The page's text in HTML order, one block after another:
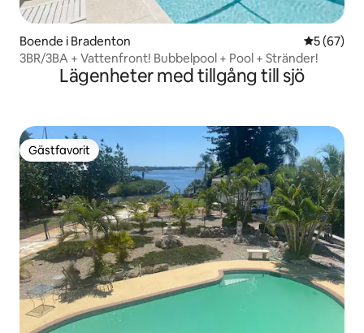
Boende i Bradenton 5 av 5 i
5 (67)
3BR/3BA + Vattenfront! Bubbelpool + Pool + Stränder!
Lägenheter med tillgång till sjö
Gästfavorit
Gästfavorit